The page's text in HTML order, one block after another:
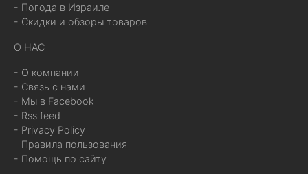
- Погода в Израиле
- Скидки и обзоры товаров
О НАС
- О компании
- Связь с нами
- Мы в Facebook
- Rss feed
- Privacy Policy
- Правила пользования
- Помощь по сайту